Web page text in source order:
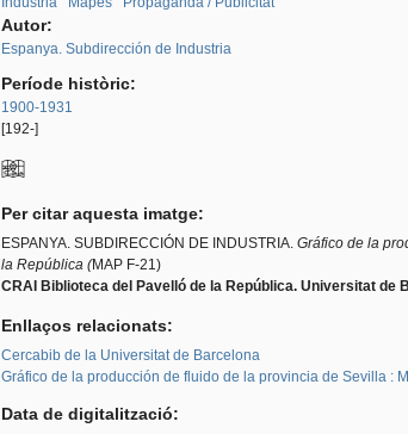
Autor:
Espanya. Subdirección de Industria
Període històric:
1900-1931
[192-]
Per citar aquesta imatge:
ESPANYA. SUBDIRECCIÓN DE INDUSTRIA. Gráfico de la
la República (MAP F-21)
CRAI Biblioteca del Pavelló de la República. Universitat de
Enllaços relacionats:
Cercabib de la Universitat de Barcelona
Gráfico de la producción de fluido de la provincia de Sevilla :
Data de digitalització: